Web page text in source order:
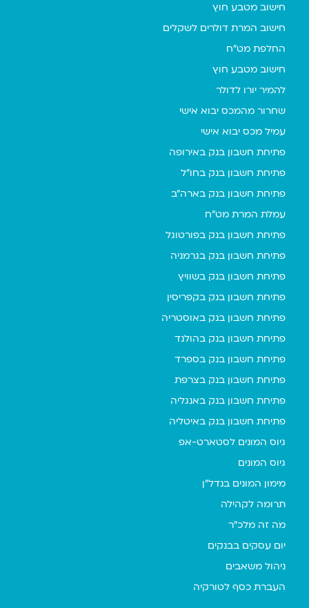
חישוב מטבע חוץ
חישוב המרת דולרים לשקלים
החלפת מט"ח
חישוב מטבע חוץ
להמיר יורו לדולר
שחרור מהמכס יבוא אישי
עמיל מכס יבוא אישי
פתיחת חשבון בנק באירופה
פתיחת חשבון בנק בחו"ל
פתיחת חשבון בנק בארה"ב
עמלת המרת מט"ח
פתיחת חשבון בנק בפורטוגל
פתיחת חשבון בנק בגרמניה
פתיחת חשבון בנק בשוויץ
פתיחת חשבון בנק בקפריסין
פתיחת חשבון בנק באוסטריה
פתיחת חשבון בנק בהולנד
פתיחת חשבון בנק בספרד
פתיחת חשבון בנק בצרפת
פתיחת חשבון בנק באנגליה
פתיחת חשבון בנק באיטליה
גיוס המונים לסטארט-אפ
גיוס המונים
מימון המונים בנדל"ן
תרומה לקהילה
מה זה מלכ"ר
יום עסקים בבנקים
ניהול משאבים
העברת כסף לטורקיה